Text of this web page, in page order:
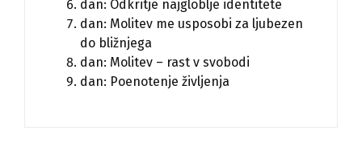
dan: Odkritje najgloblje identitete
dan: Molitev me usposobi za ljubezen
do bližnjega
dan: Molitev – rast v svobodi
dan: Poenotenje življenja